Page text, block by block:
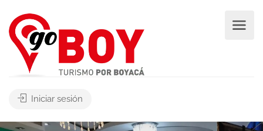
Iniciar sesión